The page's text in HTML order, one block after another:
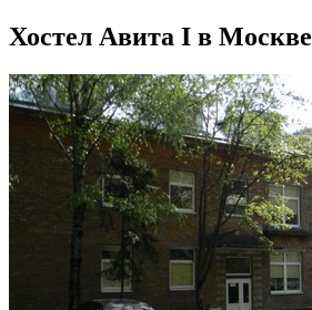
Хостел Авита I в Москве